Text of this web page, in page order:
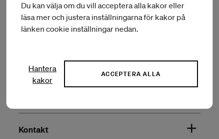
Press
Kontakt
Du kan välja om du vill acceptera alla kakor eller
läsa mer och justera inställningarna för kakor på
länken cookie inställningar nedan.
Hantera
kakor
ACCEPTERA ALLA